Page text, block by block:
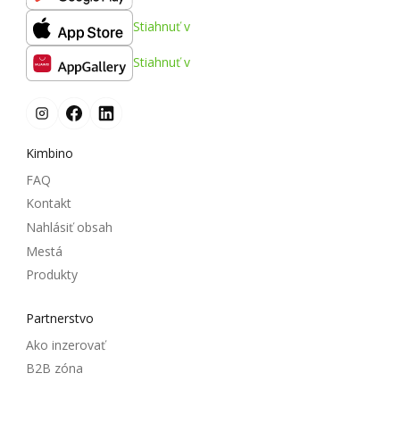
Stiahnuť v
Stiahnuť v
Kimbino
FAQ
Kontakt
Nahlásiť obsah
Mestá
Produkty
Partnerstvo
Ako inzerovať
B2B zóna